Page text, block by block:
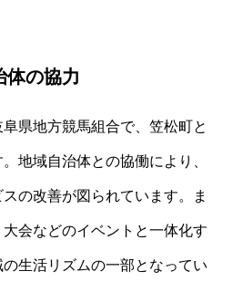
体の協力
県地方競馬組合で、笠松町と
地域自治体との協働により、
の改善が図られています。ま
会などのイベントと一体化す
生活リズムの一部となってい